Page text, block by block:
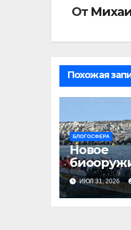
От
Похожая
БЛОГОСФЕРА
Новое
Сеуте
ИЮЛ 31, 2026